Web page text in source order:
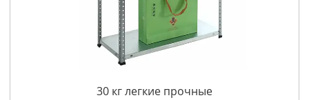
30 кг легкие прочные